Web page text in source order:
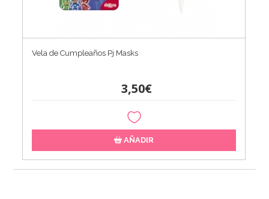
Vela de Cumpleaños Pj Masks
3,50€
AÑADIR